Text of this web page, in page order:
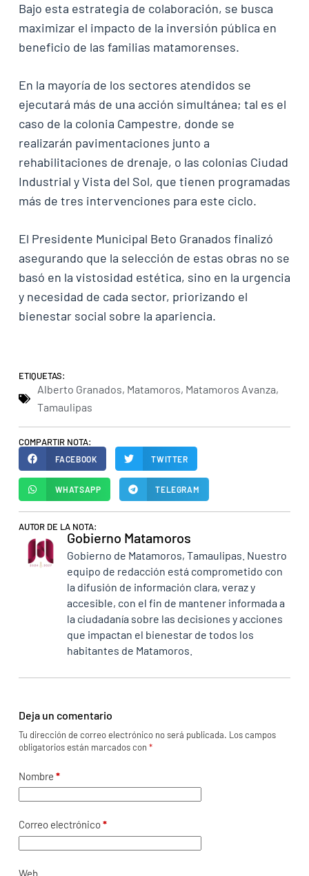
Bajo esta estrategia de colaboración, se busca
maximizar el impacto de la inversión pública en
beneficio de las familias matamorenses.
En la mayoría de los sectores atendidos se
ejecutará más de una acción simultánea; tal es el
caso de la colonia Campestre, donde se
realizarán pavimentaciones junto a
rehabilitaciones de drenaje, o las colonias Ciudad
Industrial y Vista del Sol, que tienen programadas
más de tres intervenciones para este ciclo.
El Presidente Municipal Beto Granados finalizó
asegurando que la selección de estas obras no se
basó en la vistosidad estética, sino en la urgencia
y necesidad de cada sector, priorizando el
bienestar social sobre la apariencia.
ETIQUETAS:
Alberto Granados, Matamoros, Matamoros Avanza,
Tamaulipas
COMPARTIR NOTA:
FACEBOOK TWITTER
WHATSAPP TELEGRAM
AUTOR DE LA NOTA:
Gobierno Matamoros
Gobierno de Matamoros, Tamaulipas. Nuestro
equipo de redacción está comprometido con
la difusión de información clara, veraz y
accesible, con el fin de mantener informada a
la ciudadanía sobre las decisiones y acciones
que impactan el bienestar de todos los
habitantes de Matamoros.
Deja un comentario
Tu dirección de correo electrónico no será publicada. Los campos
obligatorios están marcados con *
Nombre *
Correo electrónico*
Web